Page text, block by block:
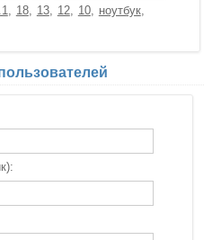
18 13 12 10
ноутбук